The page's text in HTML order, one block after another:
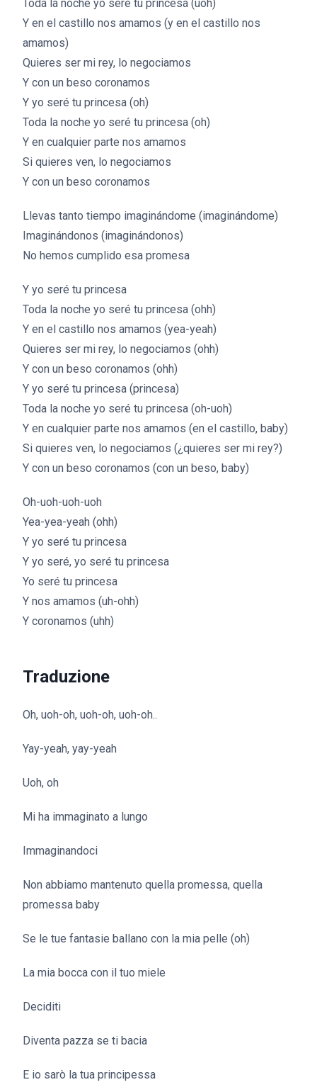
Toda la noche yo seré tu princesa (uoh)
Y en el castillo nos amamos (y en el castillo nos
amamos)
Quieres ser mi rey, lo negociamos
Y con un beso coronamos
Y yo seré tu princesa (oh)
Toda la noche yo seré tu princesa (oh)
Y en cualquier parte nos amamos
Si quieres ven, lo negociamos
Y con un beso coronamos
Llevas tanto tiempo imaginándome (imaginándome)
Imaginándonos (imaginándonos)
No hemos cumplido esa promesa
Y yo seré tu princesa
Toda la noche yo seré tu princesa (ohh)
Y en el castillo nos amamos (yea-yeah)
Quieres ser mi rey, lo negociamos (ohh)
Y con un beso coronamos (ohh)
Y yo seré tu princesa (princesa)
Toda la noche yo seré tu princesa (oh-uoh)
Y en cualquier parte nos amamos (en el castillo, baby)
Si quieres ven, lo negociamos (¿quieres ser mi rey?)
Y con un beso coronamos (con un beso, baby)
Oh-uoh-uoh-uoh
Yea-yea-yeah (ohh)
Y yo seré tu princesa
Y yo seré, yo seré tu princesa
Yo seré tu princesa
Y nos amamos (uh-ohh)
Y coronamos (uhh)
Traduzione
Oh, uoh-oh, uoh-oh, uoh-oh..
Yay-yeah, yay-yeah
Uoh, oh
Mi ha immaginato a lungo
Immaginandoci
Non abbiamo mantenuto quella promessa, quella
promessa baby
Se le tue fantasie ballano con la mia pelle (oh)
La mia bocca con il tuo miele
Deciditi
Diventa pazza se ti bacia
E io sarò la tua principessa